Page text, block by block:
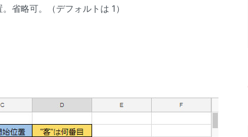
省略可。（デフォルトは 1）